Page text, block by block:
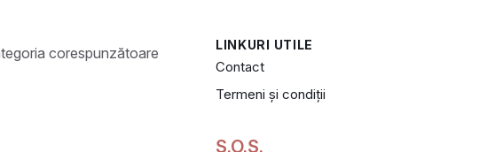
LINKURI UTILE
Contact
Termeni și condiții
S.O.S.